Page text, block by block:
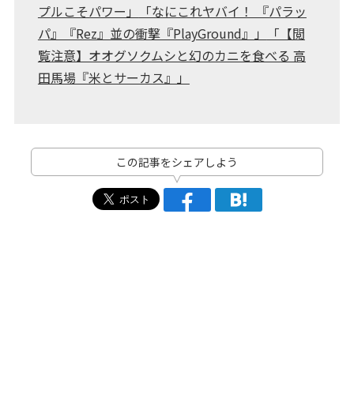
プルこそパワー」
「なにこれヤバイ！ 『パラッ
パ』『Rez』並の衝撃『PlayGround』」
「【閲
覧注意】オオグソクムシと幻のカニを食べる 高
田馬場『米とサーカス』」
この記事をシェアしよう